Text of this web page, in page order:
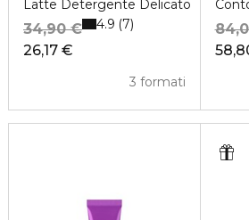
Latte Detergente Delicato
26,17 €
34,90 €
3 formati
4.9 7